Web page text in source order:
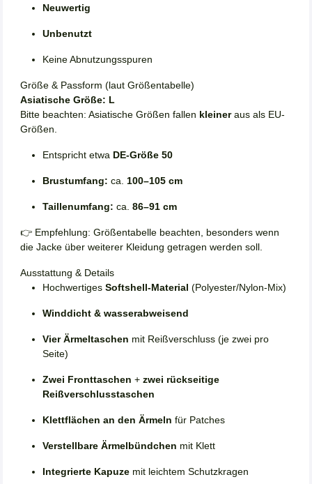
Neuwertig
Unbenutzt
Keine Abnutzungsspuren
Größe & Passform (laut Größentabelle)
Asiatische Größe: L
Bitte beachten: Asiatische Größen fallen kleineraus als EU-
Größen.
Entspricht etwa DE-Größe 50
Brustumfang: ca. 100–105 cm
Taillenumfang: ca. 86–91 cm
👉 Empfehlung: Größentabelle beachten, besonders wenn
die Jacke über weiterer Kleidung getragen werden soll.
Ausstattung & Details
Hochwertiges Softshell-Material (Polyester/Nylon-Mix)
Winddicht & wasserabweisend
Vier Ärmeltaschen mit Reißverschluss (je zwei pro
Seite)
Zwei Fronttaschen + zwei rückseitige
Reißverschlusstaschen
Klettflächen an den Ärmeln für Patches
Verstellbare Ärmelbündchen mit Klett
Integrierte Kapuze mit leichtem Schutzkragen